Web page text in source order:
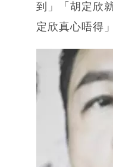
到」「胡定欣
定欣真心唔得